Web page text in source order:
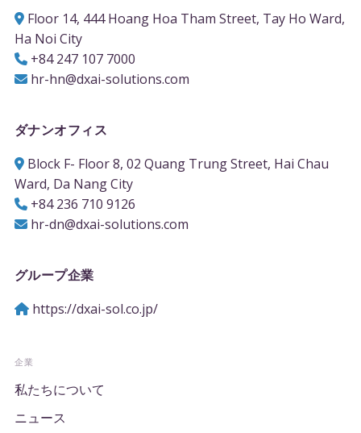
Floor 14, 444 Hoang Hoa Tham Street, Tay Ho Ward,
Ha Noi City
+84 247 107 7000
hr-hn@dxai-solutions.com
ダナンオフィス
Block F- Floor 8, 02 Quang Trung Street, Hai Chau
Ward, Da Nang City
+84 236 710 9126
hr-dn@dxai-solutions.com
グループ企業
https://dxai-sol.co.jp/
企業
私たちについて
ニュース